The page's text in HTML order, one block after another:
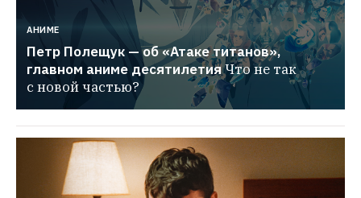
АНИМЕ
Петр Полещук — об «Атаке титанов»,
главном аниме десятилетияЧто не так
с новой частью?